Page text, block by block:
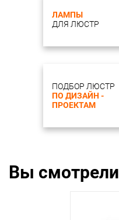
ЛАМПЫ
ДЛЯ ЛЮСТР
ПОДБОР ЛЮСТР
ПО ДИЗАЙН -
ПРОЕКТАМ
Вы смотрели